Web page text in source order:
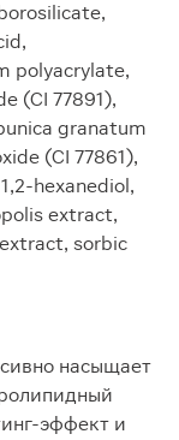
polyacrylate,
(CI 77891),
granatum
(CI 77861),
hexanediol,
extract,
sorbic
насыщает
эффект и